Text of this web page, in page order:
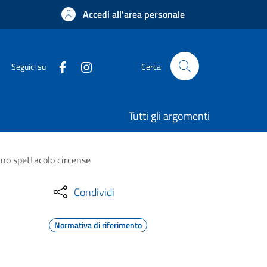
Accedi all'area personale
Seguici su Cerca
Tutti gli argomenti
spettacolo circense
Condividi
Normativa di riferimento